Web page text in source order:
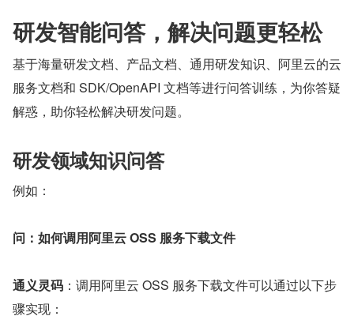
研发智能问答，解决问题更轻松
基于海量研发文档、产品文档、通用研发知识、阿里云的云
服务文档和 SDK/OpenAPI 文档等进行问答训练，为你答疑
解惑，助你轻松解决研发问题。
研发领域知识问答
例如：
问：如何调用阿里云 OSS 服务下载文件
通义灵码 ：调用阿里云 OSS 服务下载文件可以通过以下步
骤实现：